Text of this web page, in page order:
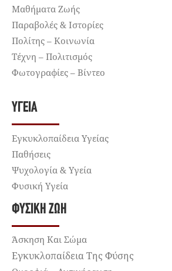
Μαθήματα Ζωής
Παραβολές & Ιστορίες
Πολίτης – Κοινωνία
Τέχνη – Πολιτισμός
Φωτογραφίες – Βίντεο
ΥΓΕΊΑ
Εγκυκλοπαίδεια Υγείας
Παθήσεις
Ψυχολογία & Υγεία
Φυσική Υγεία
ΦΥΣΙΚΉ ΖΩΉ
Άσκηση Και Σώμα
Εγκυκλοπαίδεια Της Φύσης